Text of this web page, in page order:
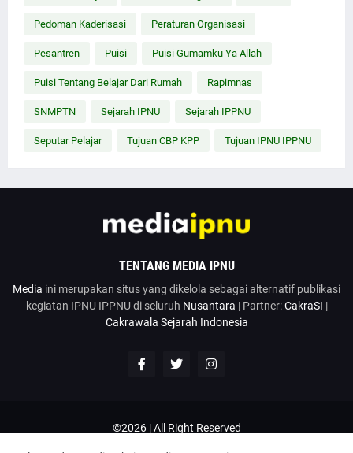
Pedoman Kaderisasi Peraturan Organisasi
Pesantren Puisi Puisi Gumamku Ya Allah
Puisi Tentang Belajar Dari Rumah Rapimnas
SNMPTN Sejarah IPNU Sejarah IPPNU
Seputar Pelajar Tujuan CBP KPP Tujuan IPNU IPPNU
TENTANG MEDIA IPNU
Media ini merupakan situs yang dikelola sebagai alternatif publikasi
kegiatan IPNU IPPNU di seluruh Nusantara | Partner:CakraSI |
Cakrawala Sejarah Indonesia
©2026 | All Right Reserved